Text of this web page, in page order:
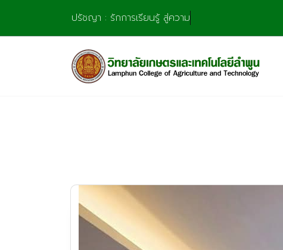
content
ปรัชญา : รักการเรียนรู้ สู่ความชำนาญ มุ่งการสร้